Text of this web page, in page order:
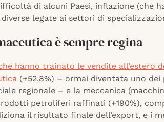
di alcuni Paesi, inflazione (che
legate ai settori di
è sempre regina
hanno trainato le vendite all’estero
(+52,8%) – ormai diventata uno
regionale – e la meccanica
petroliferi raffinati (+190%),
il risultato finale dell’export, e i